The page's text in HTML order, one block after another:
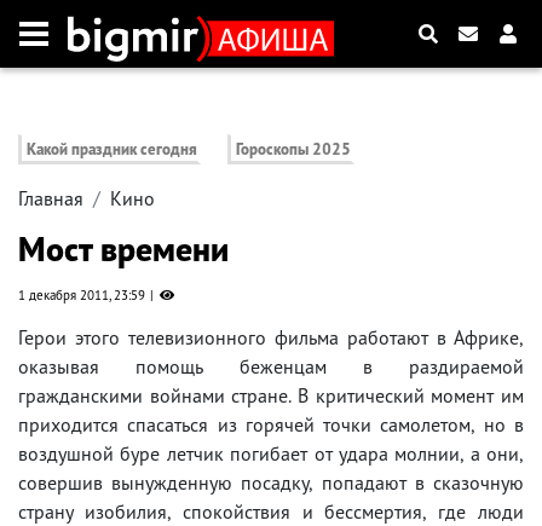
Какой праздник сегодня Гороскопы 2025
Главная Кино
Мост времени
1 декабря 2011, 23:59
Герои этого телевизионного фильма работают в Африке,
оказывая помощь беженцам в раздираемой
гражданскими войнами стране. В критический момент им
приходится спасаться из горячей точки самолетом, но в
воздушной буре летчик погибает от удара молнии, а они,
совершив вынужденную посадку, попадают в сказочную
страну изобилия, спокойствия и бессмертия, где люди